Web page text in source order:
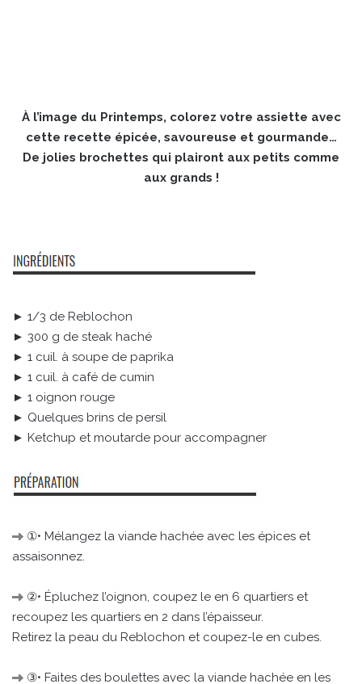
À l’image du Printemps, colorez votre assiette avec
cette recette épicée, savoureuse et gourmande…
De jolies brochettes qui plairont aux petits comme
aux grands !
► 1/3 de Reblochon
► 300 g de steak haché
► 1 cuil. à soupe de paprika
► 1 cuil. à café de cumin
► 1 oignon rouge
► Quelques brins de persil
► Ketchup et moutarde pour accompagner
①• Mélangez la viande hachée avec les épices et
assaisonnez.
②• Épluchez l’oignon, coupez le en 6 quartiers et
recoupez les quartiers en 2 dans l’épaisseur.
Retirez la peau du Reblochon et coupez-le en cubes.
③• Faites des boulettes avec la viande hachée en les